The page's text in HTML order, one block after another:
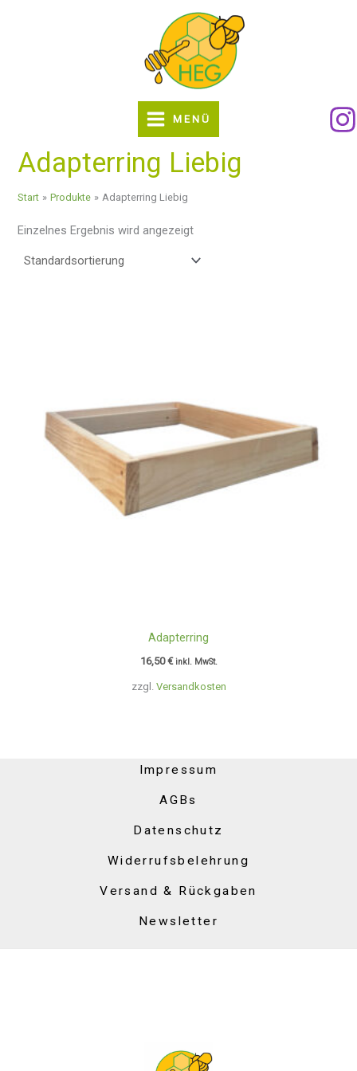
MENÜ
Adapterring Liebig
Start Produkte Adapterring Liebig
Einzelnes Ergebnis wird angezeigt
zzgl. Versandkosten
Adapterring
16,50€ inkl. MwSt.
Impressum
AGBs
Datenschutz
Widerrufsbelehrung
Versand & Rückgaben
Newsletter